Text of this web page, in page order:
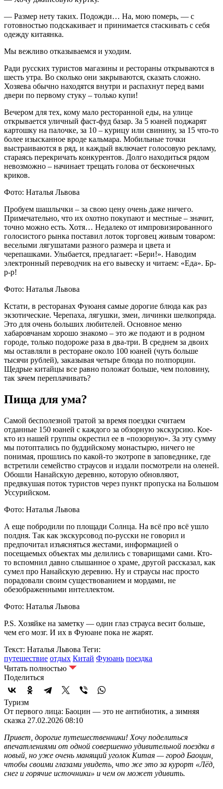
— Размер нету таких. Подожди… На, мою померь, — с
готовностью подскакивает и принимается стаскивать с себя
одежду китаянка.
Мы вежливо отказываемся и уходим.
Ради русских туристов магазины и рестораны открываются в
шесть утра. Во сколько они закрываются, сказать сложно.
Хозяева обычно находятся внутри и распахнут перед вами
двери по первому стуку – только купи!
Вечером для тех, кому мало ресторанной еды, на улице
открывается уличный фаст-фуд базар. За 5 юаней поджарят
картошку на палочке, за 10 – курицу или свинину, за 15 что-то
более изысканное вроде кальмара. Мобильные точки
выстраиваются в ряд, и каждый включает голосовую рекламу,
стараясь перекричать конкурентов. Долго находиться рядом
невозможно – начинает трещать голова от бесконечных
криков.
Фото: Наталья Львова
Пробуем шашлычки – за свою цену очень даже ничего.
Примечательно, что их охотно покупают и местные – значит,
точно можно есть. Хотя… Недалеко от импровизированного
голосистого рынка поставил лоток торговец живым товаром:
веселыми лягушатами разного размера и цвета и
черепашками. Улыбается, предлагает: «Бери!». Наводим
электронный переводчик на его вывеску и читаем: «Еда». Бр-
р-р!
Фото: Наталья Львова
Кстати, в ресторанах Фуюаня самые дорогие блюда как раз
экзотические. Черепаха, лягушки, змеи, личинки шелкопряда.
Это для очень больших любителей. Основное меню
хабаровчанам хорошо знакомо – это же подают и в родном
городе, только подороже раза в два-три. В среднем за двоих
мы оставляли в ресторане около 100 юаней (чуть больше
тысячи рублей), заказывая четыре блюда по полпорции.
Щедрые китайцы все равно положат больше, чем половину,
так зачем переплачивать?
Пища для ума?
Самой бесполезной тратой за время поездки считаем
отданные 150 юаней с каждого за обзорную экскурсию. Кое-
кто из нашей группы окрестил ее в «позорную». За эту сумму
мы потоптались по буддийскому монастырю, ничего не
понимая, прошлись по какой-то экотропе в заповеднике, где
встретили семейство страусов и издали посмотрели на оленей.
Обошли Нанайскую деревню, которую обновляют,
предвкушая поток туристов через пункт пропуска на Большом
Уссурийском.
Фото: Наталья Львова
А еще побродили по площади Солнца. На всё про всё ушло
полдня. Так как экскурсовод по-русски не говорил и
предпочитал изъясняться жестами, информацией о
посещаемых объектах мы делились с товарищами сами. Кто-
то вспомнил давно слышанное о храме, другой рассказал, как
сумел про Нанайскую деревню. Ну и страусы нас просто
порадовали своим существованием и мордами, не
обезображенными интеллектом.
Фото: Наталья Львова
P.S. Хозяйке на заметку — один глаз страуса весит больше,
чем его мозг. И их в Фуюане пока не жарят.
Текст: Наталья Львова Теги:
путешествие отдых Китай Фуюань поездка
Читать полностью
Поделиться
Туризм
От первого лица: Баоцин — это не антибиотик, а зимняя
сказка 27.02.2026 08:10
Привет, дорогие путешественники! Хочу поделиться
впечатлениями от одной совершенно удивительной поездки в
новый, но уже очень манящий уголок Китая — город Баоцин,
чтобы своими глазами увидеть, что же это за курорт «Лёд,
снег и горячие источники» и чем он может удивить.